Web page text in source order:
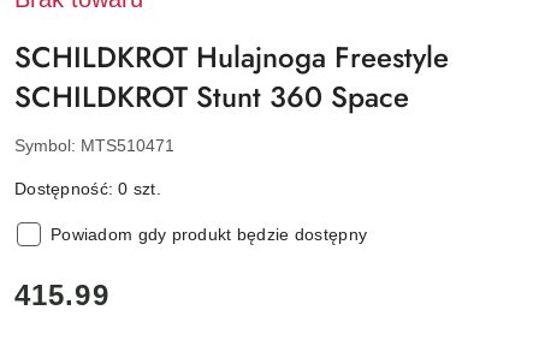
SCHILDKROT Hulajnoga Freestyle
SCHILDKROT Stunt 360 Space
Symbol: MTS510471
Dostępność:0 szt.
Powiadom gdy produkt będzie dostępny
cena:
415.99